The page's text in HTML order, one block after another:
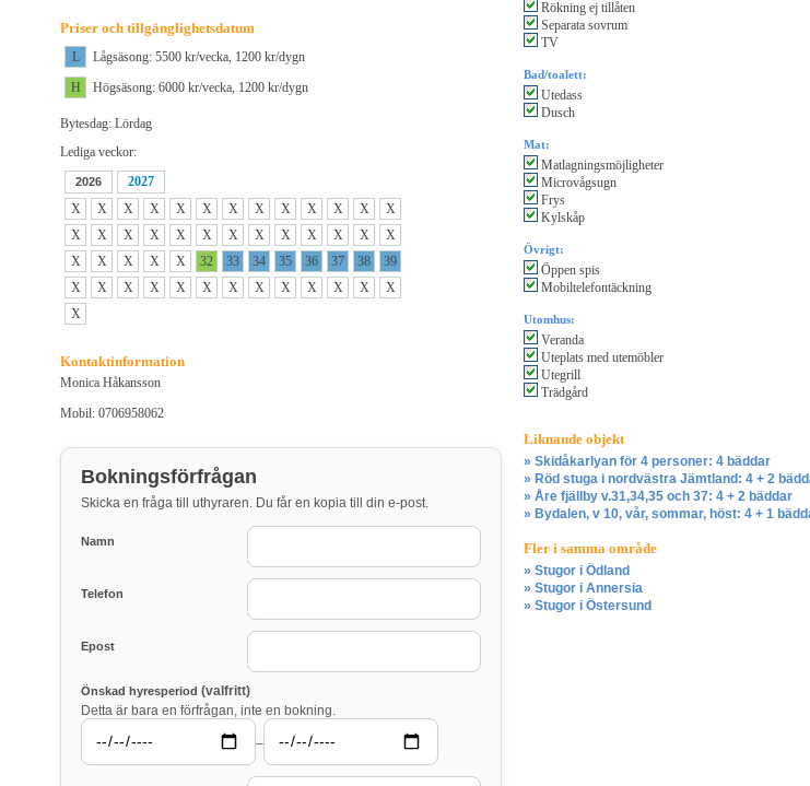
Priser och tillgänglighetsdatum
L
Lågsäsong: 5500 kr/vecka, 1200 kr/dygn
H
Högsäsong: 6000 kr/vecka, 1200 kr/dygn
Bytesdag: Lördag
Lediga veckor:
2026
2027
X
X X X X X X X X X X X
X
X
X X X X X X X X X X X
X
X
X X X X 32 33 34 35 36 37 38
39
X
X X X X X X X X X X X
X
X
Kontaktinformation
Monica Håkansson
Mobil: 0706958062
Bokningsförfrågan
Skicka en fråga till uthyraren. Du får en kopia till din e-post.
Namn
Telefon
Epost
Önskad hyresperiod (valfritt)
Detta är bara en förfrågan, inte en bokning.
–
Rökning ej tillåten
Separata sovrum
TV
Bad/toalett:
Utedass
Dusch
Mat:
Matlagningsmöjligheter
Microvågsugn
Frys
Kylskåp
Övrigt:
Öppen spis
Mobiltelefontäckning
Utomhus:
Veranda
Uteplats med utemöbler
Utegrill
Trädgård
Liknande objekt
» Skidåkarlyan för 4 personer: 4 bäddar
» Röd stuga i nordvästra Jämtland: 4 + 2
» Åre fjällby v.31,34,35 och 37: 4 + 2 bäddar
» Bydalen, v 10, vår, sommar, höst: 4 + 1
Fler i samma område
» Stugor i Ödland
» Stugor i Annersia
» Stugor i Östersund